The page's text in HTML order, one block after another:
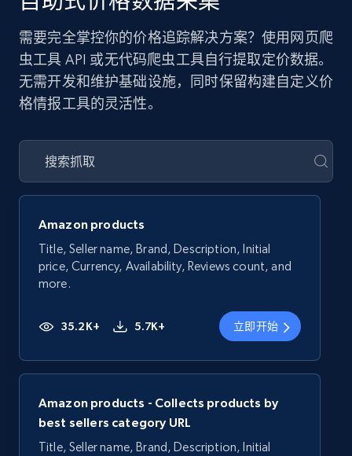
需要完全掌控你的价格追踪解决方案？使用网页爬
虫工具 API 或无代码爬虫工具自行提取定价数据。
无需开发和维护基础设施，同时保留构建自定义价
格情报工具的灵活性。
Amazon products
Title, Seller name, Brand, Description, Initial
price, Currency, Availability, Reviews count, and
more.
35.2K+ 5.7K+ 立即开始
Amazon products - Collects products by
best sellers category URL
Title, Seller name, Brand, Description, Initial